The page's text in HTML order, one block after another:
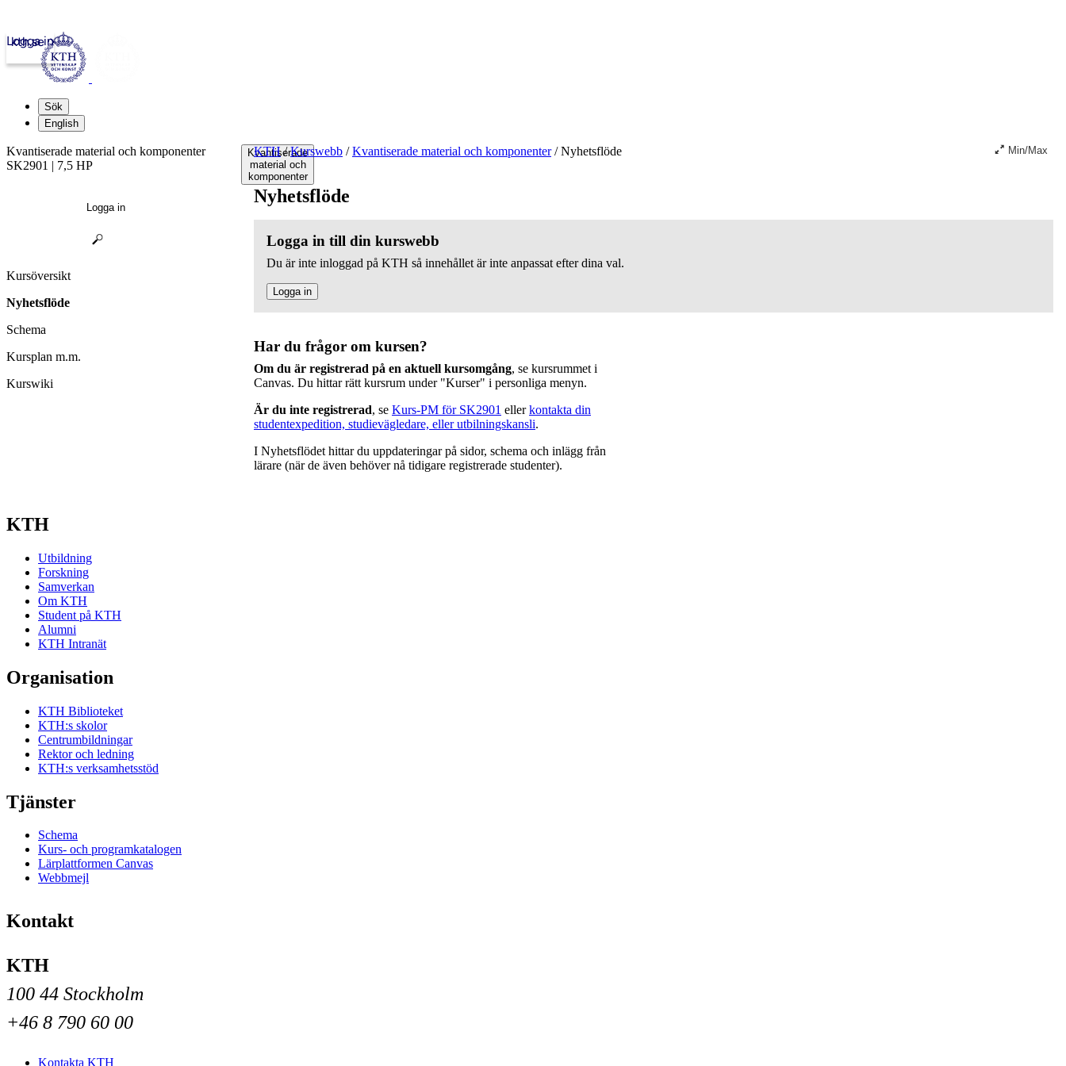
kth.se
Logga in
Sök
English
Kvantiserade
material och
komponenter
KTH / Kurswebb / Kvantiserade material och komponenter /Nyhetsflöde Min/Max
Nyhetsflöde
Logga in till din kurswebb
Du är inte inloggad på KTH så innehållet är inte anpassat efter dina val.
Logga in
Har du frågor om kursen?
Om du är registrerad på en aktuell kursomgång, se kursrummet i
Canvas. Du hittar rätt kursrum under "Kurser" i personliga menyn.
Är du inte registrerad, se Kurs-PM för SK2901 ellerkontakta din
studentexpedition, studievägledare, eller utbilningskansli.
I Nyhetsflödet hittar du uppdateringar på sidor, schema och inlägg från
lärare (när de även behöver nå tidigare registrerade studenter).
Kvantiserade material och komponenter
SK2901 | 7,5 HP
Logga in
Kursöversikt
Nyhetsflöde
Schema
Kursplan m.m.
Kurswiki
KTH
Utbildning
Forskning
Samverkan
Om KTH
Student på KTH
Alumni
KTH Intranät
Organisation
KTH Biblioteket
KTH:s skolor
Centrumbildningar
Rektor och ledning
KTH:s verksamhetsstöd
Tjänster
Schema
Kurs- och programkatalogen
Lärplattformen Canvas
Webbmejl
Kontakt
KTH
100 44 Stockholm
+46 8 790 60 00
Kontakta KTH